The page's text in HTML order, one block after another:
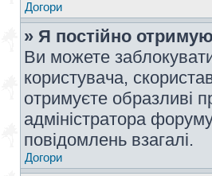
Догори
» Я постійно
Ви можете
користувача,
отримуєте образливі
адміністратора
повідомлень взагалі.
Догори